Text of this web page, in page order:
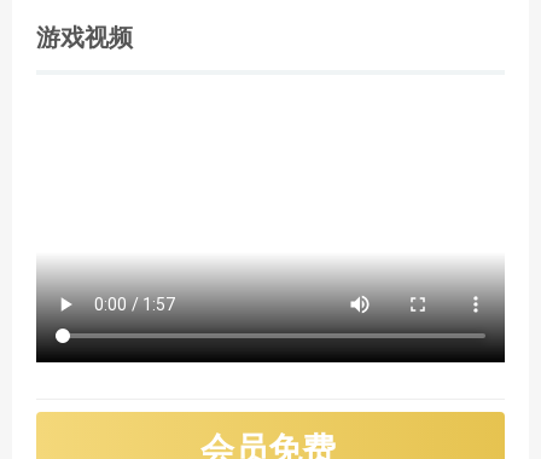
游戏视频
会员免费